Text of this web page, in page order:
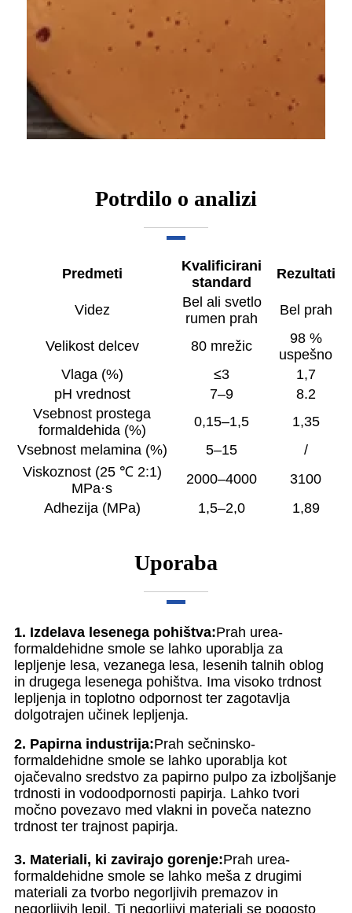
Potrdilo o analizi
Predmeti
Kvalificirani
standard
Rezultati
Videz
Bel ali svetlo
rumen prah
Bel prah
Velikost delcev 80 mrežic
98 %
uspešno
Vlaga (%)
≤3
1,7
pH vrednost
7–9
8.2
Vsebnost prostega
formaldehida (%)
0,15–1,5
1,35
Vsebnost melamina (%)
5–15
/
Viskoznost (25 ℃ 2:1)
MPa·s
2000–4000
3100
Adhezija (MPa)
1,5–2,0 1,89
Uporaba
1. Izdelava lesenega pohištva:Prah urea-
formaldehidne smole se lahko uporablja za
lepljenje lesa, vezanega lesa, lesenih talnih oblog
in drugega lesenega pohištva. Ima visoko trdnost
lepljenja in toplotno odpornost ter zagotavlja
dolgotrajen učinek lepljenja.
2. Papirna industrija:Prah sečninsko-
formaldehidne smole se lahko uporablja kot
ojačevalno sredstvo za papirno pulpo za izboljšanje
trdnosti in vodoodpornosti papirja. Lahko tvori
močno povezavo med vlakni in poveča natezno
trdnost ter trajnost papirja.
3. Materiali, ki zavirajo gorenje:Prah urea-
formaldehidne smole se lahko meša z drugimi
materiali za tvorbo negorljivih premazov in
negorljivih lepil. Ti negorljivi materiali se pogosto